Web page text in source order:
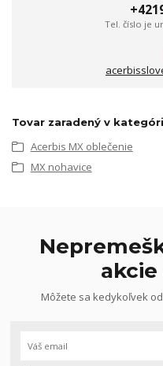
Tel. číslo je
Tovar zaradený v
Acerbis MX oblečenie
MX nohavice
akcie
Môžete sa kedykoľvek